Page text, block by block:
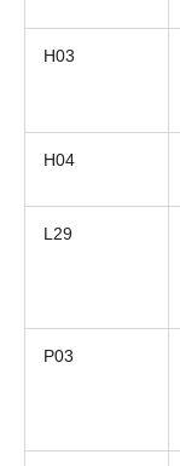
H03
H04
L29
P03